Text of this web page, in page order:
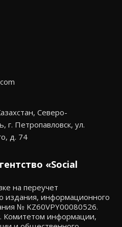
Северо-
г. Петропавловск, ул.
д. 74
«Social
на переучет
издания, информационного
№ KZ60VPY00080526.
Комитетом информации,